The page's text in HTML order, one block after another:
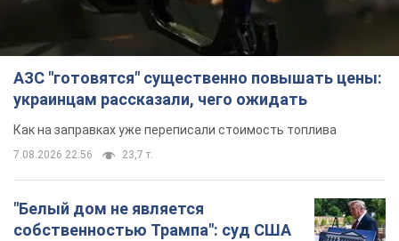
АЗС "готовятся" существенно повышать цены:
украинцам рассказали, чего ожидать
Как на заправках уже переписали стоимость топлива
7.08.2026 22:56 23,7 т.
"Белый дом не является
собственностью Трампа": суд США